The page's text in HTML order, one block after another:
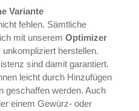
Variante
fehlen. Sämtliche
mit unserem Optimizer
unkompliziert herstellen.
sind damit garantiert.
leicht durch Hinzufügen
geschaffen werden. Auch
einem Gewürz- oder